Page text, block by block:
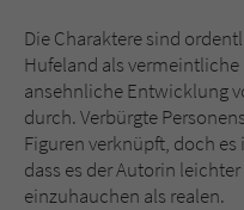
Die Charaktere sind
Hufeland als
ansehnliche Entwicklung
durch. Verbürgte
Figuren verknüpft, doch
dass es der Autorin
einzuhauchen als realen.